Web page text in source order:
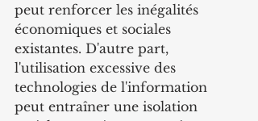
peut renforcer les inégalités
économiques et sociales
existantes. D'autre part,
l'utilisation excessive des
technologies de l'information
peut entraîner une isolation